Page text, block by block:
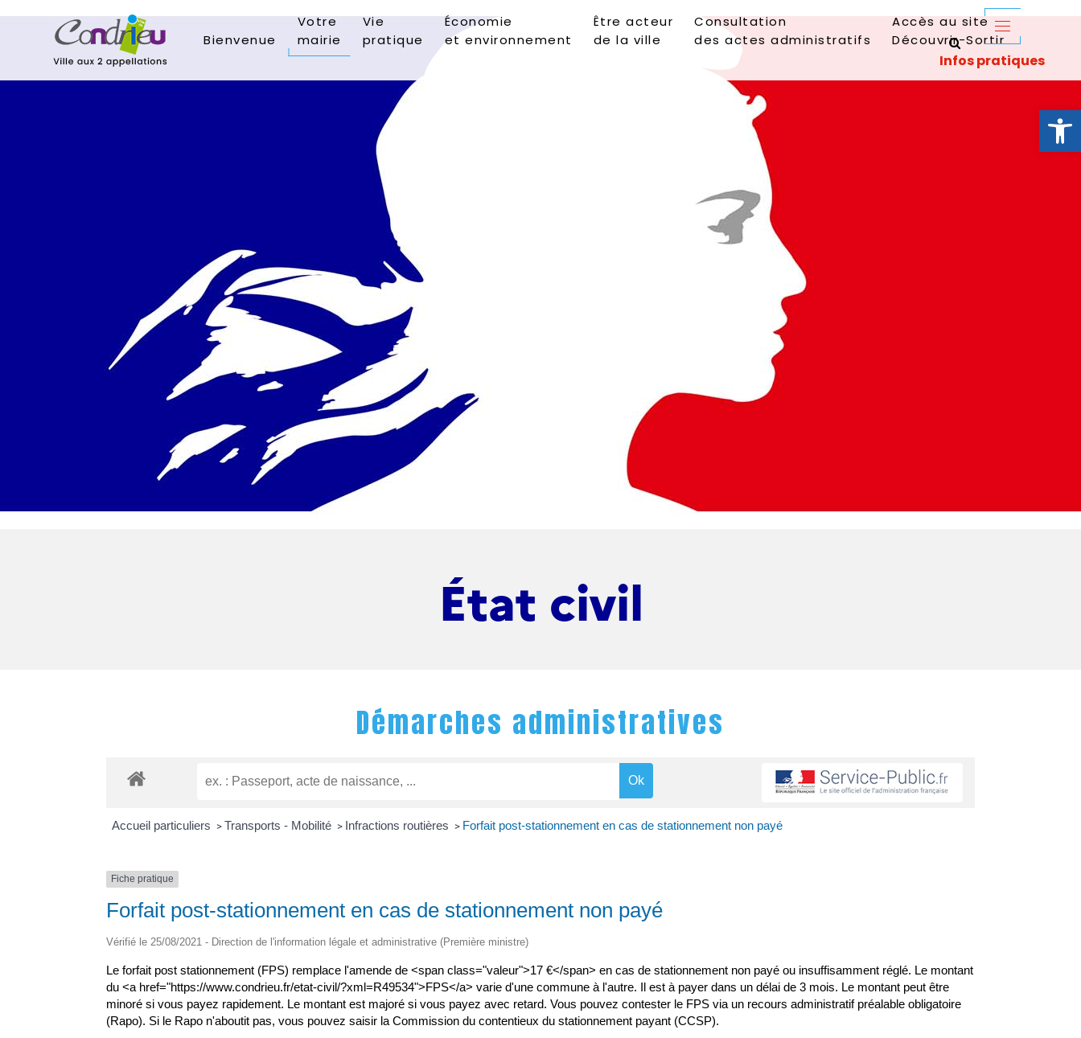
Ouvrir
Bienvenue
Votre
mairie
Vie
pratique
Économie
et environnement
Être acteur
de la ville
Consultation
des actes administratifs
Accès au site
Découvrir-Sortir
État civil
Démarches administratives
Accueil particuliers > Transports - Mobilité > Infractions routières > Forfait post-stationnement en cas de stationnement non payé
Fiche pratique
Forfait post-stationnement en cas de stationnement non payé
Vérifié le 25/08/2021 - Direction de l'information légale et administrative (Première ministre)
Le forfait post stationnement (FPS) remplace l'amende de <span class="valeur">17 €</span> en cas de stationnement non payé ou insuffisamment réglé. Le montant
du <a href="https://www.condrieu.fr/etat-civil/?xml=R49534">FPS</a> varie d'une commune à l'autre. Il est à payer dans un délai de 3 mois. Le montant peut être
minoré si vous payez rapidement. Le montant est majoré si vous payez avec retard. Vous pouvez contester le FPS via un recours administratif préalable obligatoire
(Rapo). Si le Rapo n'aboutit pas, vous pouvez saisir la Commission du contentieux du stationnement payant (CCSP).